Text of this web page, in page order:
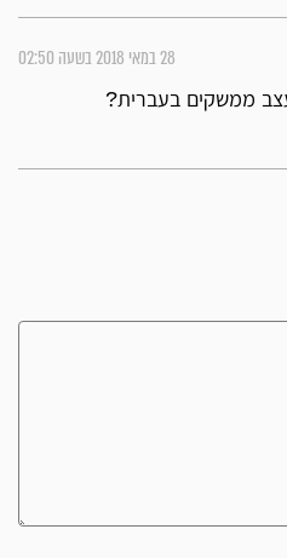
28 במאי 2018 בשעה 02:50
ממשקים בעברית?